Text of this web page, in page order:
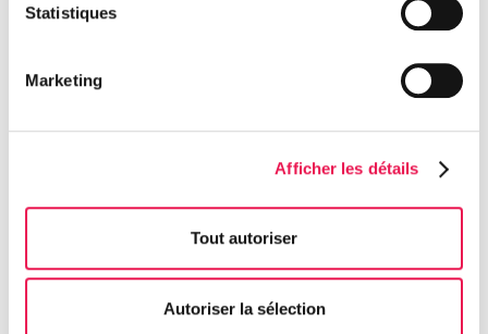
Statistiques
Marketing
Afficher les détails
Tout autoriser
Autoriser la sélection